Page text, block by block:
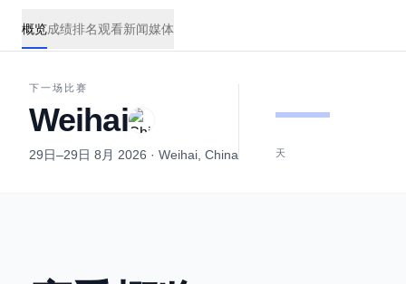
概览成绩排名观看新闻媒体
下一场比赛
Weihai
29日–29日 8月 2026 · Weihai, China
—
天